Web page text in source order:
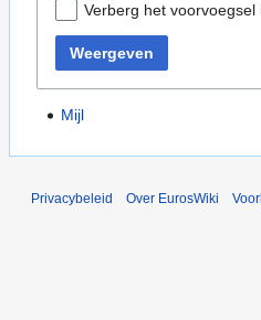
Verberg het voorvoegsel
Weergeven
Mijl
Privacybeleid Over EurosWiki